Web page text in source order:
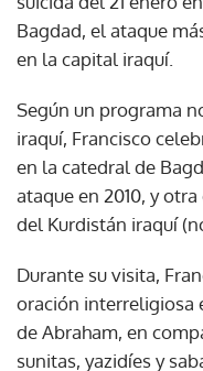
Bagdad, el ataque
en la capital iraquí.
Según un programa
iraquí, Francisco
en la catedral de
ataque en 2010, y
del Kurdistán iraquí
Durante su visita,
oración interreligiosa
de Abraham, en
sunitas, yazidíes y